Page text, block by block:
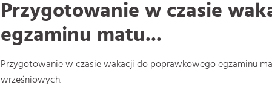
Przygotowanie w czasie
egzaminu matu...
Przygotowanie w czasie wakacji do poprawkowego egzaminu
wrześniowych.